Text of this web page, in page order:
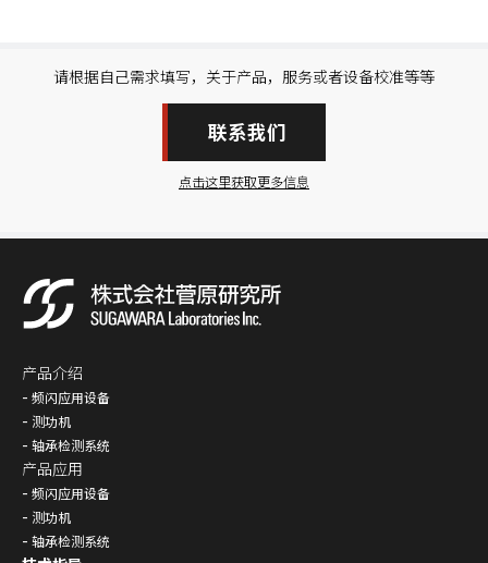
请根据自己需求填写，关于产品，服务或者设备校准等等
联系我们
点击这里获取更多信息
产品介绍
频闪应用设备
测功机
轴承检测系统
产品应用
频闪应用设备
测功机
轴承检测系统